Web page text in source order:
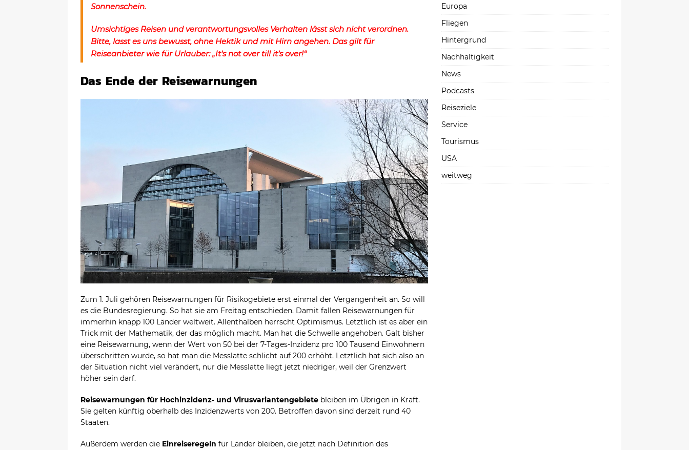
Sonnenschein.
Umsichtiges Reisen und verantwortungsvolles Verhalten lässt sich nicht verordnen.
Bitte, lasst es uns bewusst, ohne Hektik und mit Hirn angehen. Das gilt für
Reiseanbieter wie für Urlauber: „It’s not over till it’s over!“
Das Ende der Reisewarnungen
Zum 1. Juli gehören Reisewarnungen für Risikogebiete erst einmal der Vergangenheit an. So will
es die Bundesregierung. So hat sie am Freitag entschieden. Damit fallen Reisewarnungen für
immerhin knapp 100 Länder weltweit. Allenthalben herrscht Optimismus. Letztlich ist es aber ein
Trick mit der Mathematik, der das möglich macht. Man hat die Schwelle angehoben. Galt bisher
eine Reisewarnung, wenn der Wert von 50 bei der 7-Tages-Inzidenz pro 100 Tausend Einwohnern
überschritten wurde, so hat man die Messlatte schlicht auf 200 erhöht. Letztlich hat sich also an
der Situation nicht viel verändert, nur die Messlatte liegt jetzt niedriger, weil der Grenzwert
höher sein darf.
Reisewarnungen für Hochinzidenz- und Virusvariantengebiete bleiben im Übrigen in Kraft.
Sie gelten künftig oberhalb des Inzidenzwerts von 200. Betroffen davon sind derzeit rund 40
Staaten.
Außerdem werden die Einreiseregeln für Länder bleiben, die jetzt nach Definition des
Europa
Fliegen
Hintergrund
Nachhaltigkeit
News
Podcasts
Reiseziele
Service
Tourismus
USA
weitweg